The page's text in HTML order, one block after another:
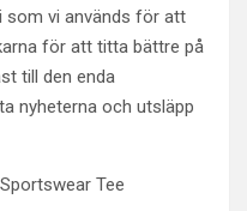
som vi används för att
för att titta bättre på
till den enda
nyheterna och utsläpp
Tee